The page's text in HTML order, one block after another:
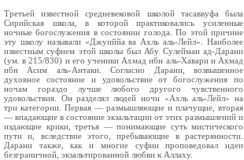
Третьей известной средневековой школой тасаввуфа была
Сирийская школа, в которой практиковались усиленные
ночные богослужения в состоянии голода. По этой причине
эту школу называли «Джуиййа ва Ахль аль-Лейл». Наиболее
известным суфием этой школы был Абу Сулейман ад-Дарани
(ум. в 215/830) и его ученики Ахмад ибн аль-Хавари и Ахмад
ибн Асим аль-Антаки. Согласно Дарани, возвышенное
духовное состояние и удовольствие от богослужения по
ночам гораздо лучше любого другого чувственного
удовольствия. Он разделял людей ночи «Ахль аль-Лейл» на
три категории. Первая — размышляющие и плачущие, вторая
— впадающие в состояние экзальтации от этих размышлений и
издающие крики, третья — понимающие суть мистического
пути и, вследствие этого, пребывающие в растерянности.
Дарани также, как и многие суфии проповедовал идеи
безграничной, экзальтированной любви к Аллаху.